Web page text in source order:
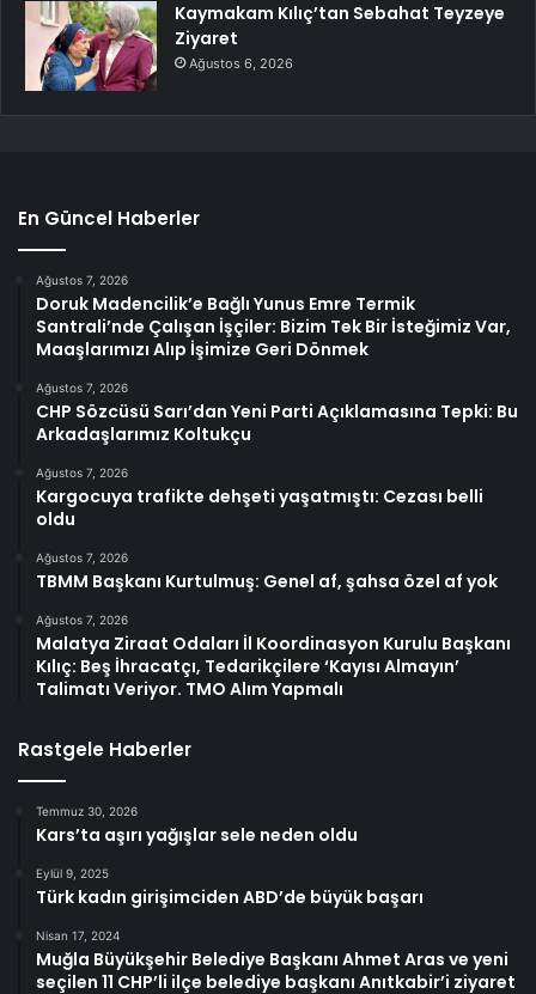
Kaymakam Kılıç’tan Sebahat Teyzeye
Ziyaret
Ağustos 6, 2026
En Güncel Haberler
Ağustos 7, 2026
Doruk Madencilik’e Bağlı Yunus Emre Termik
Santrali’nde Çalışan İşçiler: Bizim Tek Bir İsteğimiz Var,
Maaşlarımızı Alıp İşimize Geri Dönmek
Ağustos 7, 2026
CHP Sözcüsü Sarı’dan Yeni Parti Açıklamasına Tepki: Bu
Arkadaşlarımız Koltukçu
Ağustos 7, 2026
Kargocuya trafikte dehşeti yaşatmıştı: Cezası belli
oldu
Ağustos 7, 2026
TBMM Başkanı Kurtulmuş: Genel af, şahsa özel af yok
Ağustos 7, 2026
Malatya Ziraat Odaları İl Koordinasyon Kurulu Başkanı
Kılıç: Beş İhracatçı, Tedarikçilere ‘Kayısı Almayın’
Talimatı Veriyor. TMO Alım Yapmalı
Rastgele Haberler
Temmuz 30, 2026
Kars’ta aşırı yağışlar sele neden oldu
Eylül 9, 2025
Türk kadın girişimciden ABD’de büyük başarı
Nisan 17, 2024
Muğla Büyükşehir Belediye Başkanı Ahmet Aras ve yeni
seçilen 11 CHP’li ilçe belediye başkanı Anıtkabir’i ziyaret